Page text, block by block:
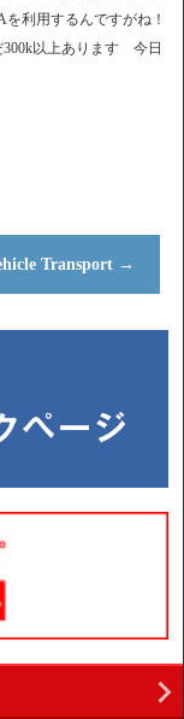
利用するんですがね！
以上あります 今日
Transport →